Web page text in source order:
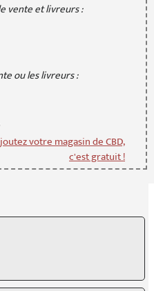
vente et livreurs :
ou les livreurs :
votre magasin de CBD,
c'est gratuit !